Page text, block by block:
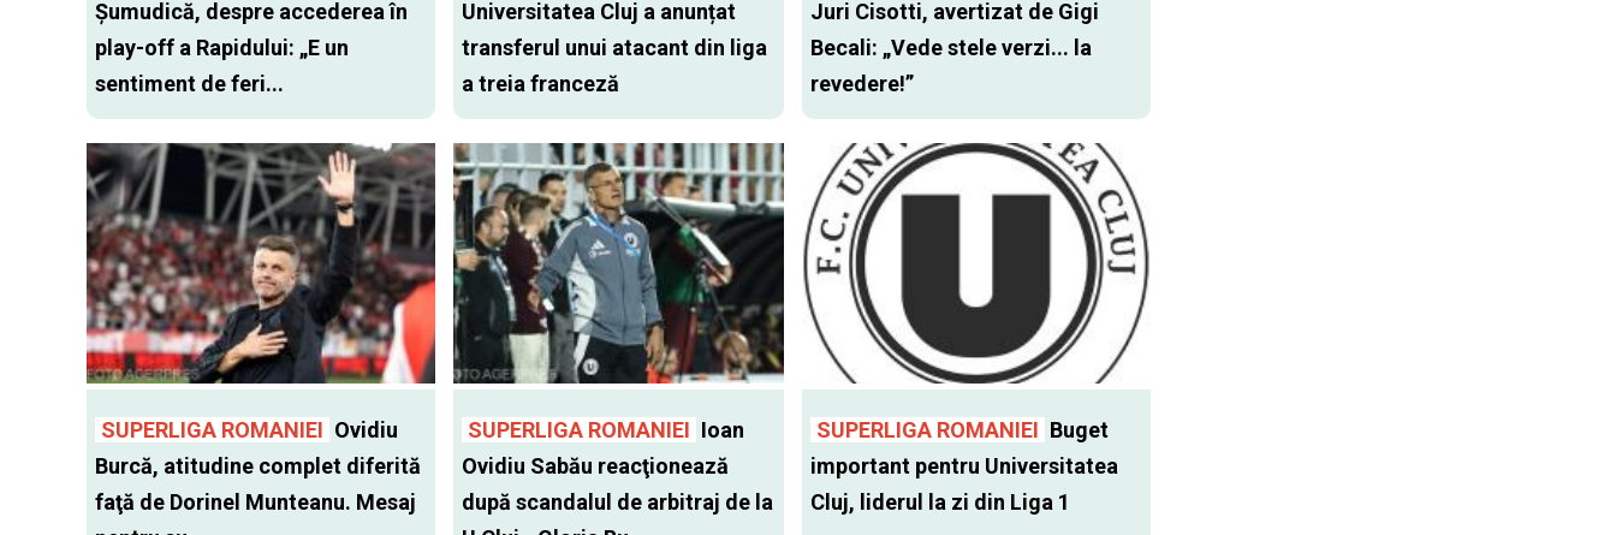
Șumudică, despre accederea în
play-off a Rapidului: „E un
sentiment de feri...
Universitatea Cluj a anunțat
transferul unui atacant din liga
a treia franceză
Juri Cisotti, avertizat de Gigi
Becali: „Vede stele verzi... la
revedere!”
SUPERLIGA ROMANIEI Ovidiu
Burcă, atitudine complet diferită
faţă de Dorinel Munteanu. Mesaj
SUPERLIGA ROMANIEI Ioan
Ovidiu Sabău reacţionează
după scandalul de arbitraj de la
SUPERLIGA ROMANIEI Buget
important pentru Universitatea
Cluj, liderul la zi din Liga 1